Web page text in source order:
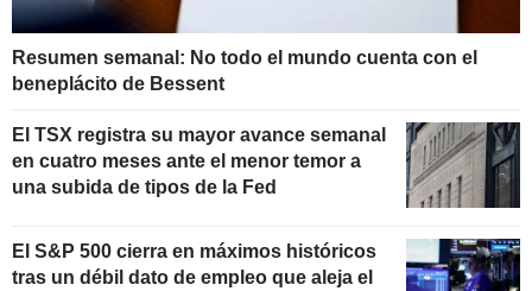
Resumen semanal: No todo el mundo cuenta con el
beneplácito de Bessent
El TSX registra su mayor avance semanal
en cuatro meses ante el menor temor a
una subida de tipos de la Fed
El S&P 500 cierra en máximos históricos
tras un débil dato de empleo que aleja el